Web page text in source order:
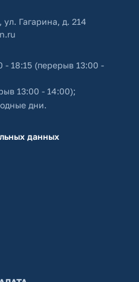
Гагарина, д. 214
- 18:15 (перерыв 13:00 -
13:00 - 14:00);
дни.
данных